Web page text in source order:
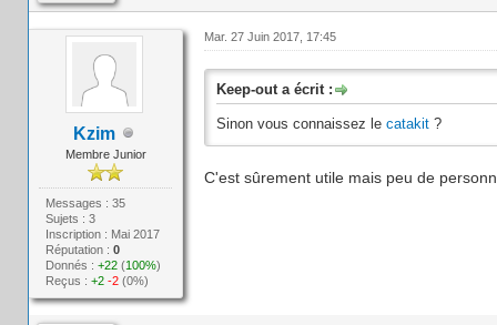
Kzim
Membre Junior
Messages : 35
Sujets : 3
Inscription : Mai 2017
Réputation :0
Donnés :+22 (100%)
Reçus :+2 -2 (0%)
Mar. 27 Juin 2017, 17:45
Keep-out a écrit :
Sinon vous connaissez le catakit?
C'est sûrement utile mais peu de